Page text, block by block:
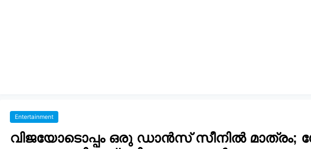
Entertainment
വിജയോടൊപ്പം ഒരു ഡാൻസ് സീനിൽ മാത്രം;